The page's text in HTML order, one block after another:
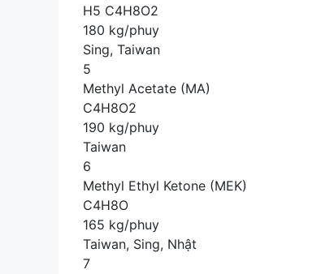
H5 C4H8O2
180 kg/phuy
Sing, Taiwan
5
Methyl Acetate (MA)
C4H8O2
190 kg/phuy
Taiwan
6
Methyl Ethyl Ketone (MEK)
C4H8O
165 kg/phuy
Taiwan, Sing, Nhật
7